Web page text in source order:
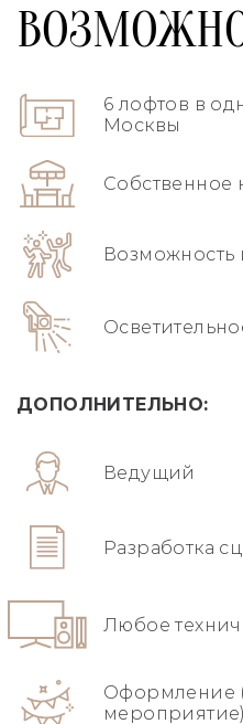
6 лофтов в
Москвы
Собственное
Возможность
ДОПОЛНИТЕЛЬНО:
Ведущий
Разработка
Любое
Оформление
мероприятие)